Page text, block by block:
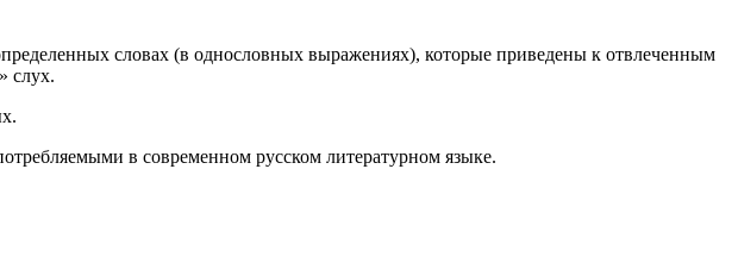
словах (в однословных выражениях), которые приведены к отвлеченным
слух.
в современном русском литературном языке.